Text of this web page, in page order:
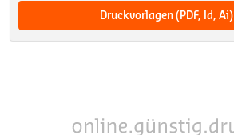
Druckvorlagen (PDF, Id, Ai)